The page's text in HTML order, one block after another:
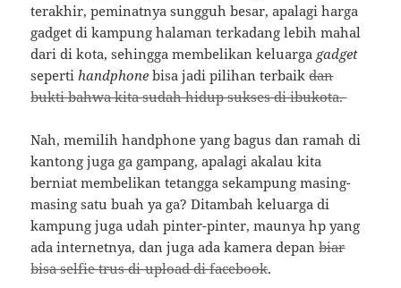
terakhir, peminatnya sungguh besar, apalagi harga
gadget di kampung halaman terkadang lebih mahal
dari di kota, sehingga membelikan keluarga gadget
seperti handphone bisa jadi pilihan terbaikdan
bukti bahwa kita sudah hidup sukses di ibukota.
Nah, memilih handphone yang bagus dan ramah di
kantong juga ga gampang, apalagi akalau kita
berniat membelikan tetangga sekampung masing-
masing satu buah ya ga? Ditambah keluarga di
kampung juga udah pinter-pinter, maunya hp yang
ada internetnya, dan juga ada kamera depanbiar
bisa selfie trus di-upload di facebook.